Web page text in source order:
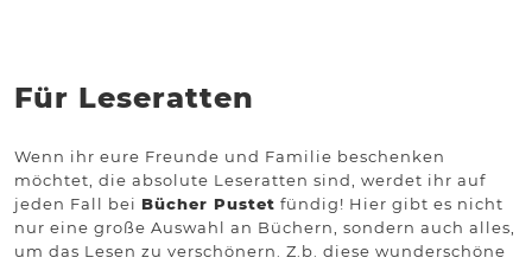
Für Leseratten
Wenn ihr eure Freunde und Familie beschenken
möchtet, die absolute Leseratten sind, werdet ihr auf
jeden Fall bei Bücher Pustet fündig! Hier gibt es nicht
nur eine große Auswahl an Büchern, sondern auch alles,
um das Lesen zu verschönern. Z.b. diese wunderschöne